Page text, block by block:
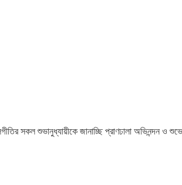
সকল শুভানুধ্যায়ীকে জানাচ্ছি প্রাণঢালা অভিনন্দন ও